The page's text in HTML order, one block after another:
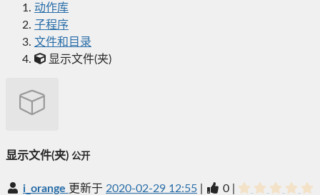
动作库
子程序
文件和目录
显示文件(夹)
显示文件(夹) 公开
i_orange 更新于 2020-02-29 12:55 0